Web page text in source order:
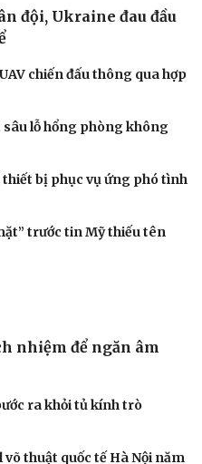
trong nước và thế giới
phức tạp, xử lý gần 68.000
đội, Ukraine đau đầu
bị phục vụ ứng phó tình
trước tin Mỹ thiếu tên